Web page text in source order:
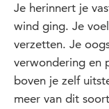
Je herinnert je
wind ging. Je
verzetten. Je
verwondering en
boven je zelf
meer van dit